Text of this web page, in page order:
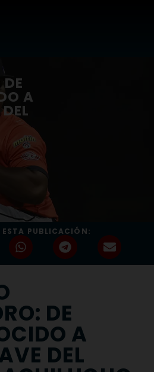
A
ESTA PUBLICACIÓN:
DE
A
DEL